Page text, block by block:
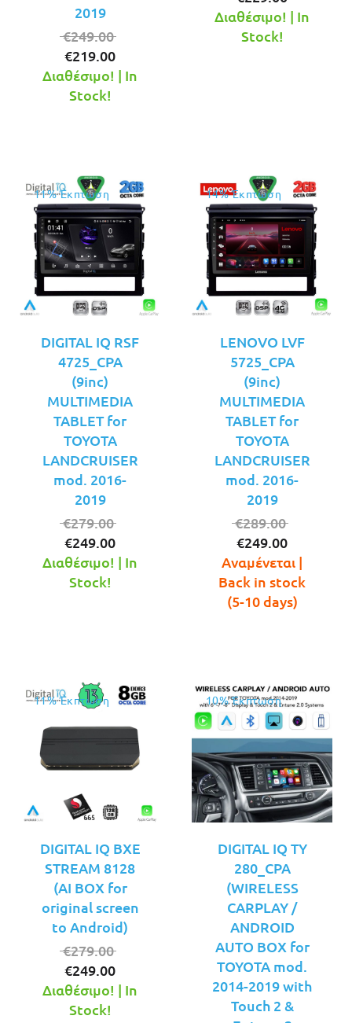
2019
€249.00
was:
€219.00
τρέχουσα
Διαθέσιμο! | In
Stock!
was:
τρέχουσα
Διαθέσιμο! | In
Stock!
11% Έκπτωση
DIGITAL IQ RSF
4725_CPA
(9inc)
MULTIMEDIA
TABLET for
TOYOTA
LANDCRUISER
mod. 2016-
2019
€279.00
was:
€249.00
τρέχουσα
Διαθέσιμο! | In
Stock!
14% Έκπτωση
LENOVO LVF
5725_CPA
(9inc)
MULTIMEDIA
TABLET for
TOYOTA
LANDCRUISER
mod. 2016-
2019
€289.00
was:
€289.00.
€249.00
τρέχουσα
τιμή
είναι:
Αναμένεται |
Back in stock
(5-10 days)
11% Έκπτωση
DIGITAL IQ BXE
STREAM 8128
(AI BOX for
original screen
to Android)
€279.00
was:
€249.00
τρέχουσα
Διαθέσιμο! | In
Stock!
10% Έκπτωση
DIGITAL IQ TΥ
280_CPA
(WIRELESS
CARPLAY /
ANDROID
AUTO BOX for
TOYOTA mod.
2014-2019 with
Touch 2 &